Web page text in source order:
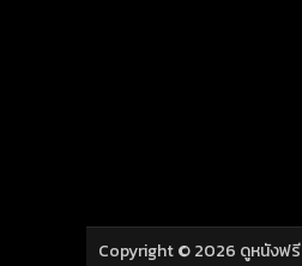
Copyright © 2026 ดูหนังฟรี